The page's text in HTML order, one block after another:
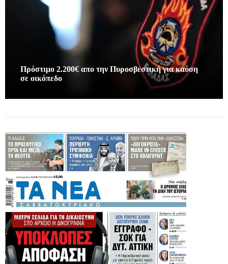
Πρόστιμο 2.200€ απο την Πυροσβεστική για καύση
σε οικόπεδο